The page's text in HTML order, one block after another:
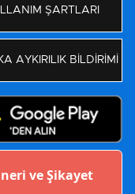
ŞARTLARI
AYKIRILIK BİLDİRİMİ
ve Şikayet